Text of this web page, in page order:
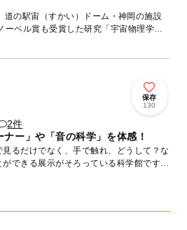
道の駅宙（すかい）ドーム・神岡の施設
ーベル賞も受賞した研究「宇宙物理学」
保存
130
2件
ナー」や「音の科学」を体感！
るだけでなく、手で触れ、どうして？な
できる展示がそろっている科学館です。